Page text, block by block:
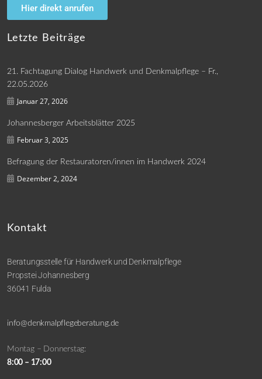
Hier direkt anrufen
Letzte Beiträge
21. Fachtagung Dialog Handwerk und Denkmalpflege – Fr.,
22.05.2026
Januar 27, 2026
Johannesberger Arbeitsblätter 2025
Februar 3, 2025
Befragung der Restauratoren/innen im Handwerk 2024
Dezember 2, 2024
Kontakt
Beratungsstelle für Handwerk und Denkmalpflege
Propstei Johannesberg
36041 Fulda
info@denkmalpflegeberatung.de
Montag – Donnerstag:
8:00 – 17:00